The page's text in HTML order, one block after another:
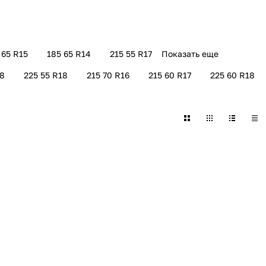
R15 185 65 R14 215 55 R17 Показать еще
225 55 R18 215 70 R16 215 60 R17 225 60 R18